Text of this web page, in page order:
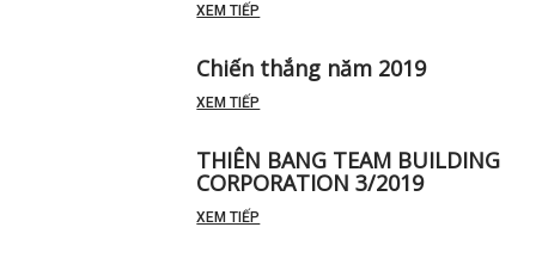
XEM TIẾP
Chiến thắng năm 2019
XEM TIẾP
THIÊN BANG TEAM BUILDING
CORPORATION 3/2019
XEM TIẾP